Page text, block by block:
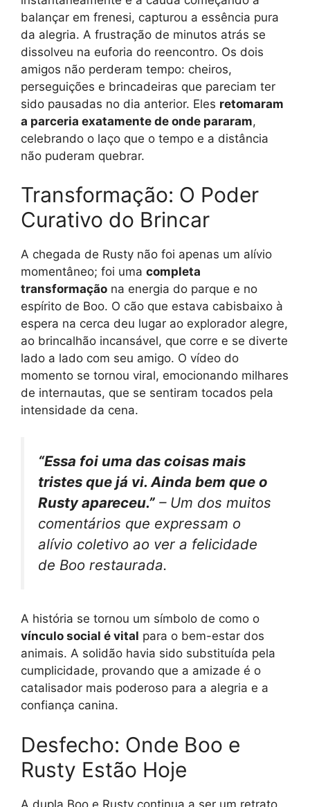
balançar em frenesi, capturou a essência pura
da alegria. A frustração de minutos atrás se
dissolveu na euforia do reencontro. Os dois
amigos não perderam tempo: cheiros,
perseguições e brincadeiras que pareciam ter
sido pausadas no dia anterior. Eles retomaram
a parceria exatamente de onde pararam,
celebrando o laço que o tempo e a distância
não puderam quebrar.
Transformação: O Poder
Curativo do Brincar
A chegada de Rusty não foi apenas um alívio
momentâneo; foi uma completa
transformação na energia do parque e no
espírito de Boo. O cão que estava cabisbaixo à
espera na cerca deu lugar ao explorador alegre,
ao brincalhão incansável, que corre e se diverte
lado a lado com seu amigo. O vídeo do
momento se tornou viral, emocionando milhares
de internautas, que se sentiram tocados pela
intensidade da cena.
“Essa foi uma das coisas mais
tristes que já vi. Ainda bem que o
Rusty apareceu.” – Um dos muitos
comentários que expressam o
alívio coletivo ao ver a felicidade
de Boo restaurada.
A história se tornou um símbolo de como o
vínculo social é vital para o bem-estar dos
animais. A solidão havia sido substituída pela
cumplicidade, provando que a amizade é o
catalisador mais poderoso para a alegria e a
confiança canina.
Desfecho: Onde Boo e
Rusty Estão Hoje
A dupla Boo e Rusty continua a ser um retrato